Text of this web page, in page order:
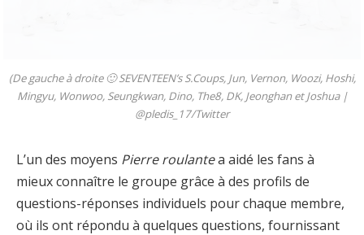
(De gauche à droite 🙂 SEVENTEEN’s S.Coups, Jun, Vernon, Woozi, Hoshi,
Mingyu, Wonwoo, Seungkwan, Dino, The8, DK, Jeonghan et Joshua |
@pledis_17/Twitter
L’un des moyens Pierre roulantea aidé les fans à
mieux connaître le groupe grâce à des profils de
questions-réponses individuels pour chaque membre,
où ils ont répondu à quelques questions, fournissant